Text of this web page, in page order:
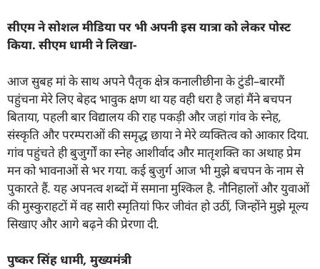
सीएम ने सोशल मीडिया पर भी अपनी इस यात्रा को लेकर पोस्ट
किया. सीएम धामी ने लिखा-
आज सुबह मां के साथ अपने पैतृक क्षेत्र कनालीछीना के टुंडी–बारमौं
पहुंचना मेरे लिए बेहद भावुक क्षण था यह वही धरा है जहां मैंने बचपन
बिताया, पहली बार विद्यालय की राह पकड़ी और जहां गांव के स्नेह,
संस्कृति और परम्पराओं की समृद्ध छाया ने मेरे व्यक्तित्व को आकार दिया.
गांव पहुंचते ही बुजुर्गों का स्नेह आशीर्वाद और मातृशक्ति का अथाह प्रेम
मन को भावनाओं से भर गया. कई बुजुर्ग आज भी मुझे बचपन के नाम से
पुकारते हैं. यह अपनत्व शब्दों में समाना मुश्किल है. नौनिहालों और युवाओं
की मुस्कुराहटों में वह सारी स्मृतियां फिर जीवंत हो उठीं, जिन्होंने मुझे मूल्य
सिखाए और आगे बढ़ने की प्रेरणा दी.
पुष्कर सिंह धामी, मुख्यमंत्री